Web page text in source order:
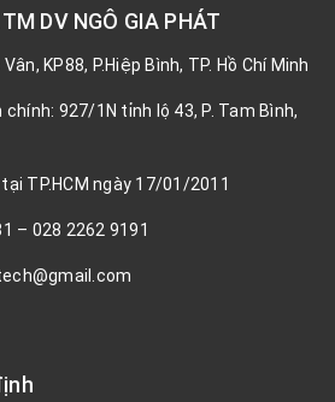
DV NGÔ GIA PHÁT
KP88, P.Hiệp Bình, TP. Hồ Chí Minh
927/1N tỉnh lộ 43, P. Tam Bình,
TP.HCM ngày 17/01/2011
– 028 2262 9191